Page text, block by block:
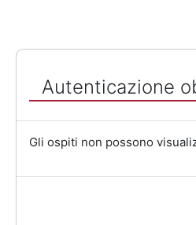
Autenticazione
Gli ospiti non possono